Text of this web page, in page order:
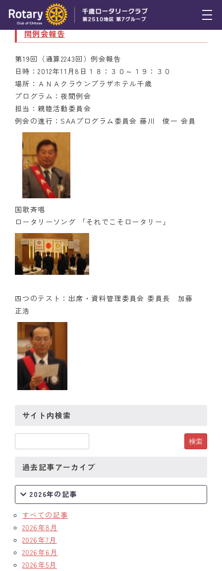
トピックス
例会報告
活動報告
理事会報告
スケジュール
年間プログラム
木曜会
組織図
クラブのあゆみ
クラブの歴史
歴代会長・幹事
案内
例会場・事務局の案内
リンク集
情報公開
11月8日（木） 第１９回（通算２２４３回）夜
間例会報告
第19回（通算2243回）例会報告
日時：2012年11月8日１８：３０～１９：３０
場所：ＡＮＡクラウンプラザホテル千歳
プログラム：夜間例会
担当：親睦活動委員会
例会の進行：SAAプログラム委員会 藤川 俊一 会員
国歌斉唱
ロータリーソング 「それでこそロータリー」
四つのテスト：出席・資料管理委員会 委員長 加藤
正浩
サイト内検索
過去記事アーカイブ
2026年の記事
すべての記事
2026年8月
2026年7月
2026年6月
2026年5月